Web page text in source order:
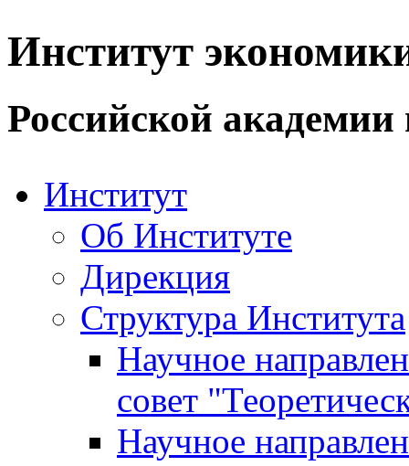
Институт
Российской академии
Институт
Об Институте
Дирекция
Структура Института
Научное
совет
Научное